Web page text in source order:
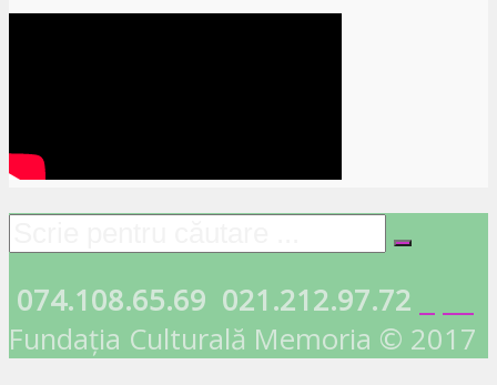
074.108.65.69 021.212.97.72
Fundația Culturală Memoria © 2017